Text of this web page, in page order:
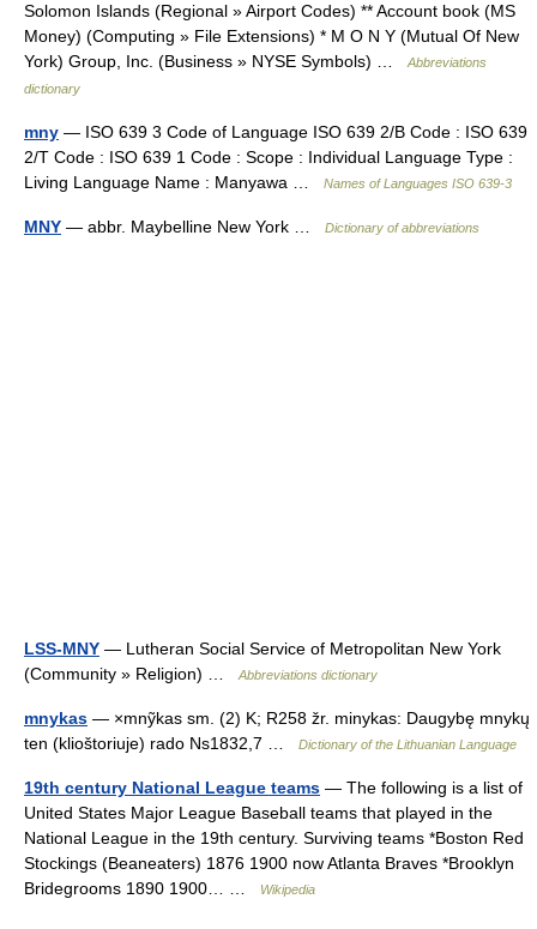
Solomon Islands (Regional » Airport Codes) ** Account book (MS
Money) (Computing » File Extensions) * M O N Y (Mutual Of New
York) Group, Inc. (Business » NYSE Symbols) …
Abbreviations
dictionary
mny — ISO 639 3 Code of Language ISO 639 2/B Code : ISO 639
2/T Code : ISO 639 1 Code : Scope : Individual Language Type :
Living Language Name : Manyawa …
Names of Languages ISO 639-3
MNY — abbr. Maybelline New York … Dictionary of abbreviations
LSS-MNY — Lutheran Social Service of Metropolitan New York
(Community » Religion) …
Abbreviations dictionary
mnykas — ×mnỹkas sm. (2) K; R258 žr. minykas: Daugybę mnykų
ten (klioštoriuje) rado Ns1832,7 …
Dictionary of the Lithuanian Language
19th century National League teams — The following is a list of
United States Major League Baseball teams that played in the
National League in the 19th century. Surviving teams *Boston Red
Stockings (Beaneaters) 1876 1900 now Atlanta Braves *Brooklyn
Bridegrooms 1890 1900… …
Wikipedia